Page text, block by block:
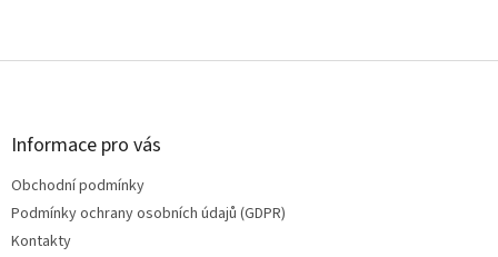
Z
Informace pro vás
Obchodní podmínky
Podmínky ochrany osobních údajů (GDPR)
Kontakty